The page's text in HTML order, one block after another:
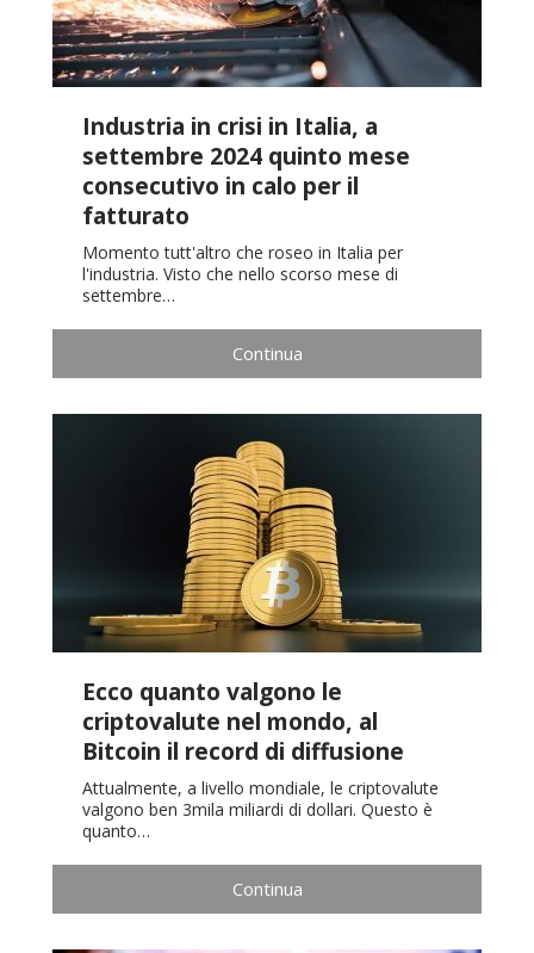
Industria in crisi in Italia, a
settembre 2024 quinto mese
consecutivo in calo per il
fatturato
Momento tutt'altro che roseo in Italia per
l'industria. Visto che nello scorso mese di
settembre…
Continua
Ecco quanto valgono le
criptovalute nel mondo, al
Bitcoin il record di diffusione
Attualmente, a livello mondiale, le criptovalute
valgono ben 3mila miliardi di dollari. Questo è
quanto…
Continua